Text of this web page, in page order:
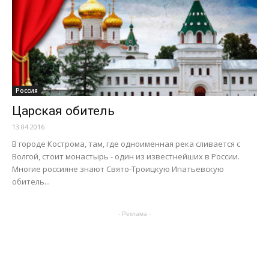
Россия
Царская обитель
13.04.2016
В городе Кострома, там, где одноименная река сливается с
Волгой, стоит монастырь - один из известнейших в России.
Многие россияне знают Свято-Троицкую Ипатьевскую
обитель...
- Реклама -